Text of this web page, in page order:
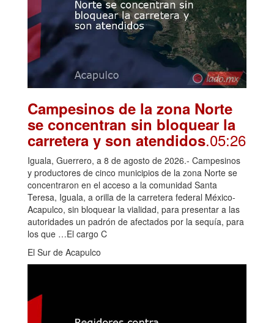
Campesinos de la zona Norte
se concentran sin bloquear la
carretera y son atendidos.05:26
Iguala, Guerrero, a 8 de agosto de 2026.- Campesinos
y productores de cinco municipios de la zona Norte se
concentraron en el acceso a la comunidad Santa
Teresa, Iguala, a orilla de la carretera federal México-
Acapulco, sin bloquear la vialidad, para presentar a las
autoridades un padrón de afectados por la sequía, para
los que …El cargo C
El Sur de Acapulco